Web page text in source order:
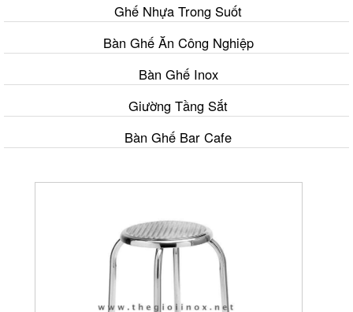
Ghế Nhựa Trong Suốt
Bàn Ghế Ăn Công Nghiệp
Bàn Ghế Inox
Giường Tầng Sắt
Bàn Ghế Bar Cafe